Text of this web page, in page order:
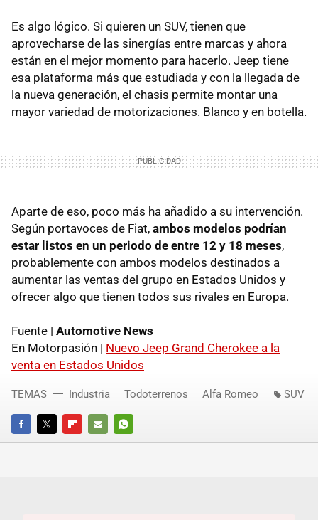
Es algo lógico. Si quieren un SUV, tienen que
aprovecharse de las sinergías entre marcas y ahora
están en el mejor momento para hacerlo. Jeep tiene
esa plataforma más que estudiada y con la llegada de
la nueva generación, el chasis permite montar una
mayor variedad de motorizaciones. Blanco y en botella.
Aparte de eso, poco más ha añadido a su intervención.
Según portavoces de Fiat, ambos modelos podrían
estar listos en un periodo de entre 12 y 18 meses,
probablemente con ambos modelos destinados a
aumentar las ventas del grupo en Estados Unidos y
ofrecer algo que tienen todos sus rivales en Europa.
Fuente | Automotive News
En Motorpasión | Nuevo Jeep Grand Cherokee a la
venta en Estados Unidos
FACEBOOKTWITTERFLIPBOARD
E-
WHATSAPP
TEMAS Industria Todoterrenos Alfa Romeo SUV